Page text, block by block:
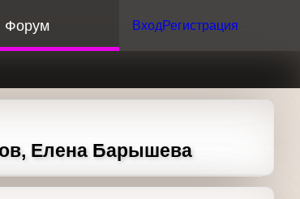
Регистрация
Елена Барышева